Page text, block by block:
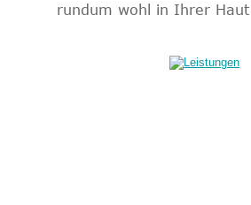
rundum wohl in Ihrer